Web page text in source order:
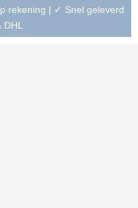
rekening | ✓ Snel geleverd